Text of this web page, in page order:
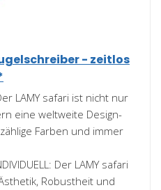
- zeitlos
LAMY safari ist nicht nur
eine weltweite Design-
Farben und immer
Der LAMY safari
Robustheit und